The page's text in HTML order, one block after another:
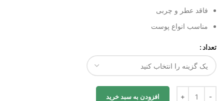
فاقد عطر و چربی
مناسب انواع پوست
تعداد
افزودن به سبد خرید